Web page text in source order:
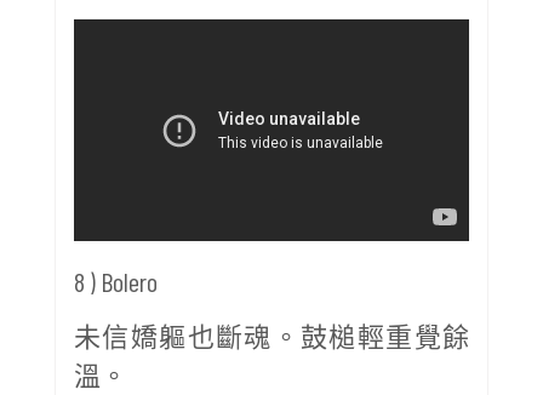
8 ) Bolero
未信嬌軀也斷魂。鼓槌輕重覺餘
溫。